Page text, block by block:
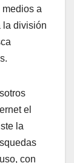
a
la división
el
la
con